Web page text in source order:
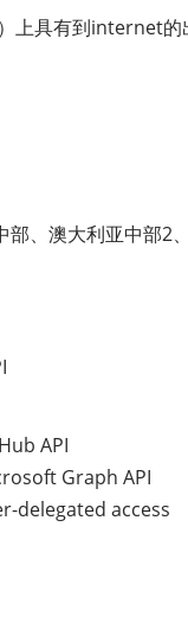
上具有到internet的
部、澳大利亚中部2
API
Graph API
delegated access